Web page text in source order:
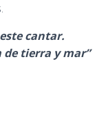
cantar.
tierra y mar”